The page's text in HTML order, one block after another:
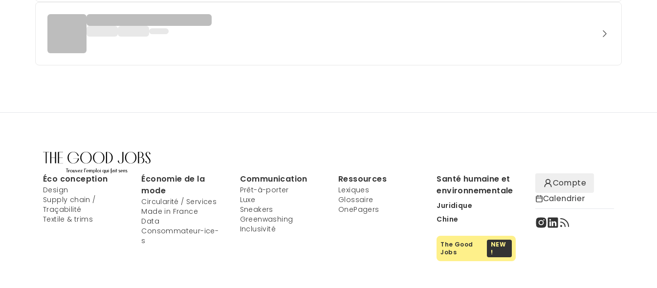
Éco conception
Design
Supply chain /
Traçabilité
Textile & trims
Économie de la
mode
Circularité / Services
Made in France
Data
Consommateur-ice-
s
Communication
Prêt-à-porter
Luxe
Sneakers
Greenwashing
Inclusivité
Ressources
Lexiques
Glossaire
OnePagers
Santé humaine et
environnementale
Juridique
Chine
The Good
Jobs
NEW
!
Compte
Calendrier